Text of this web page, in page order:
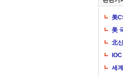
美
美
北
세